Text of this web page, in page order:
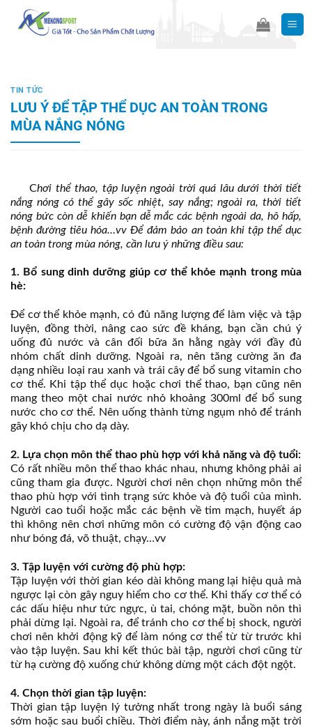
content
TIN TỨC
LƯU Ý ĐỂ TẬP THỂ DỤC AN TOÀN TRONG
MÙA NẮNG NÓNG
Chơi thể thao, tập luyện ngoài trời quá lâu dưới thời tiết
nắng nóng có thể gây sốc nhiệt, say nắng; ngoài ra, thời tiết
nóng bức còn dễ khiến bạn dễ mắc các bệnh ngoài da, hô hấp,
bệnh đường tiêu hóa…vv Để đảm bảo an toàn khi tập thể dục
an toàn trong mùa nóng, cần lưu ý những điều sau:
1. Bổ sung dinh dưỡng giúp cơ thể khỏe mạnh trong mùa
hè:
Để cơ thể khỏe mạnh, có đủ năng lượng để làm việc và tập
luyện, đồng thời, nâng cao sức đề kháng, bạn cần chú ý
uống đủ nước và cân đối bữa ăn hằng ngày với đầy đủ
nhóm chất dinh dưỡng. Ngoài ra, nên tăng cường ăn đa
dạng nhiều loại rau xanh và trái cây để bổ sung vitamin cho
cơ thể. Khi tập thể dục hoặc chơi thể thao, bạn cũng nên
mang theo một chai nước nhỏ khoảng 300ml để bổ sung
nước cho cơ thể. Nên uống thành từng ngụm nhỏ để tránh
gây khó chịu cho dạ dày.
2. Lựa chọn môn thể thao phù hợp với khả năng và độ tuổi:
Có rất nhiều môn thể thao khác nhau, nhưng không phải ai
cũng tham gia được. Người chơi nên chọn những môn thể
thao phù hợp với tình trạng sức khỏe và độ tuổi của mình.
Người cao tuổi hoặc mắc các bệnh về tim mạch, huyết áp
thì không nên chơi những môn có cường độ vận động cao
như bóng đá, võ thuật, chạy…vv
3. Tập luyện với cường độ phù hợp:
Tập luyện với thời gian kéo dài không mang lại hiệu quả mà
ngược lại còn gây nguy hiểm cho cơ thể. Khi thấy cơ thể có
các dấu hiệu như tức ngực, ù tai, chóng mặt, buồn nôn thì
phải dừng lại. Ngoài ra, để tránh cho cơ thể bị shock, người
chơi nên khởi động kỹ để làm nóng cơ thể từ từ trước khi
vào tập luyện. Sau khi kết thúc bài tập, người chơi cũng từ
từ hạ cường độ xuống chứ không dừng một cách đột ngột.
4. Chọn thời gian tập luyện:
Thời gian tập luyện lý tưởng nhất trong ngày là buổi sáng
sớm hoặc sau buổi chiều. Thời điểm này, ánh nắng mặt trời